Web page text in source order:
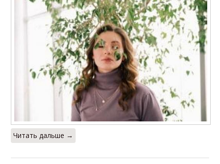
Читать дальше →